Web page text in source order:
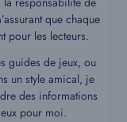
que chaque
pour les lecteurs.
guides de jeux, ou
un style amical, je
des informations
pour moi.